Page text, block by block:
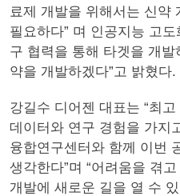
료제 개발을 위해서는 신약
필요하다” 며 인공지능 고
구 협력을 통해 타겟을 개
약을 개발하겠다”고 밝혔다.
강길수 디어젠 대표는 “최
데이터와 연구 경험을 가지
융합연구센터와 함께 이번
생각한다”며 “어려움을 겪
개발에 새로운 길을 열 수